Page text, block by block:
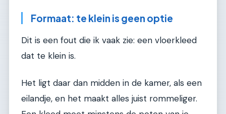
Formaat: te klein is geen optie
Dit is een fout die ik vaak zie: een vloerkleed
dat te klein is.
Het ligt daar dan midden in de kamer, als een
eilandje, en het maakt alles juist rommeliger.